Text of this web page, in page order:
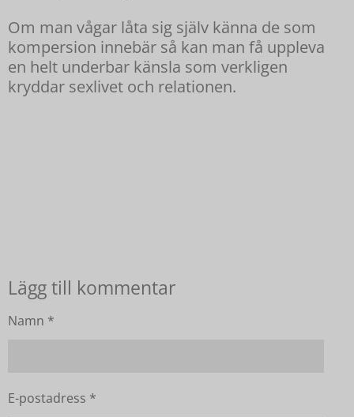
Om man vågar låta sig själv känna de som
kompersion innebär så kan man få uppleva
en helt underbar känsla som verkligen
kryddar sexlivet och relationen.
Lägg till kommentar
Namn *
E-postadress *